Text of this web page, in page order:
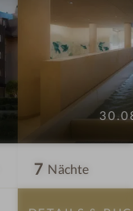
7 Nächte